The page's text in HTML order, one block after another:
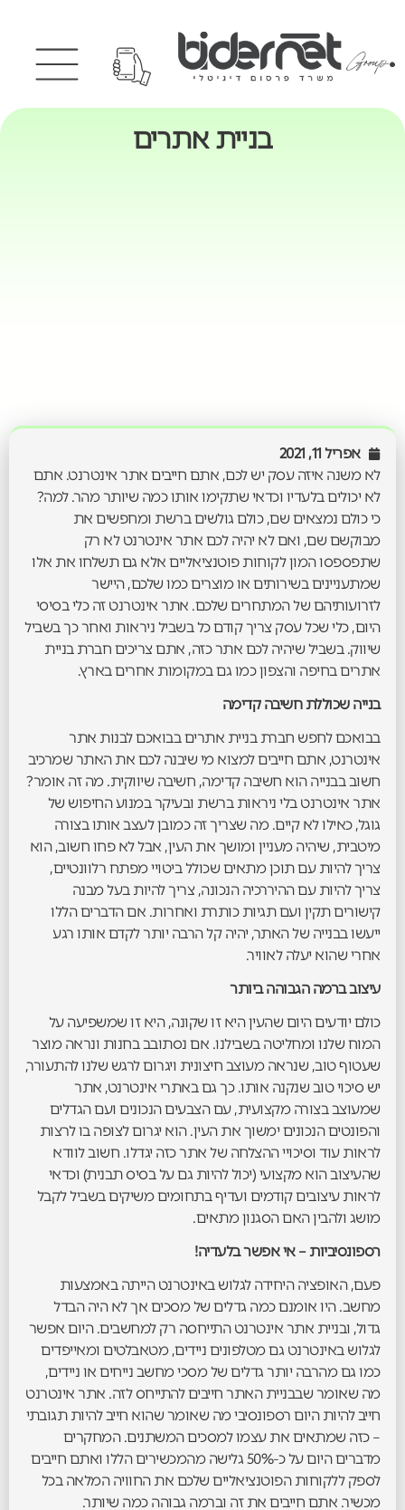
בניית אתרים
אפריל 11, 2021
לא משנה איזה עסק יש לכם, אתם חייבים אתר אינטרנט. אתם
לא יכולים בלעדיו וכדאי שתקימו אותו כמה שיותר מהר. למה?
כי כולם נמצאים שם, כולם גולשים ברשת ומחפשים את
מבוקשם שם, ואם לא יהיה לכם אתר אינטרנט לא רק
שתפספסו המון לקוחות פוטנציאליים אלא גם תשלחו את אלו
שמתעניינים בשירותים או מוצרים כמו שלכם, היישר
לזרועותיהם של המתחרים שלכם. אתר אינטרנט זה כלי בסיסי
היום, כלי שכל עסק צריך קודם כל בשביל ניראות ואחר כך בשביל
שיווק. בשביל שיהיה לכם אתר כזה, אתם צריכים חברת בניית
אתרים בחיפה והצפון כמו גם במקומות אחרים בארץ.
בנייה שכוללת חשיבה קדימה
בבואכם לחפש חברת בניית אתרים בבואכם לבנות אתר
אינטרנט, אתם חייבים למצוא מי שיבנה לכם את האתר שמרכיב
חשוב בבנייה הוא חשיבה קדימה, חשיבה שיווקית. מה זה אומר?
אתר אינטרנט בלי ניראות ברשת ובעיקר במנוע החיפוש של
גוגל, כאילו לא קיים. מה שצריך זה כמובן לעצב אותו בצורה
מיטבית, שיהיה מעניין ומושך את העין, אבל לא פחו חשוב, הוא
צריך להיות עם תוכן מתאים שכולל ביטויי מפתח רלוונטיים,
צריך להיות עם ההיררכיה הנכונה, צריך להיות בעל מבנה
קישורים תקין ועם תגיות כותרת ואחרות. אם הדברים הללו
ייעשו בבנייה של האתר, יהיה קל הרבה יותר לקדם אותו רגע
אחרי שהוא יעלה לאוויר.
עיצוב ברמה הגבוהה ביותר
כולם יודעים היום שהעין היא זו שקונה, היא זו שמשפיעה על
המוח שלנו ומחליטה בשבילנו. אם נסתובב בחנות ונראה מוצר
שעטוף טוב, שנראה מעוצב חיצונית ויגרום לרגש שלנו להתעורר,
יש סיכוי טוב שנקנה אותו. כך גם באתרי אינטרנט, אתר
שמעוצב בצורה מקצועית, עם הצבעים הנכונים ועם הגדלים
והפונטים הנכונים ימשוך את העין. הוא יגרום לצופה בו לרצות
לראות עוד וסיכויי ההצלחה של אתר כזה יגדלו. חשוב לוודא
שהעיצוב הוא מקצועי (יכול להיות גם על בסיס תבנית) וכדאי
לראות עיצובים קודמים ועדיף בתחומים משיקים בשביל לקבל
מושג ולהבין האם הסגנון מתאים.
רספונסיביות – אי אפשר בלעדיה!
פעם, האופציה היחידה לגלוש באינטרנט הייתה באמצעות
מחשב. היו אומנם כמה גדלים של מסכים אך לא היה הבדל
גדול, ובניית אתר אינטרנט התייחסה רק למחשבים. היום אפשר
לגלוש באינטרנט גם מטלפונים ניידים, מטאבלטים ומאייפדים
כמו גם מהרבה יותר גדלים של מסכי מחשב נייחים או ניידים,
מה שאומר שבבניית האתר חייבים להתייחס לזה. אתר אינטרנט
חייב להיות היום רספונסיבי מה שאומר שהוא חייב להיות תגובתי
– כזה שמתאים את עצמו למסכים המשתנים. המחקרים
מדברים היום על כ-50% גלישה מהמכשירים הללו ואתם חייבים
לספק ללקוחות הפוטנציאליים שלכם את החוויה המלאה בכל
מכשיר. אתם חייבים את זה וברמה גבוהה כמה שיותר.